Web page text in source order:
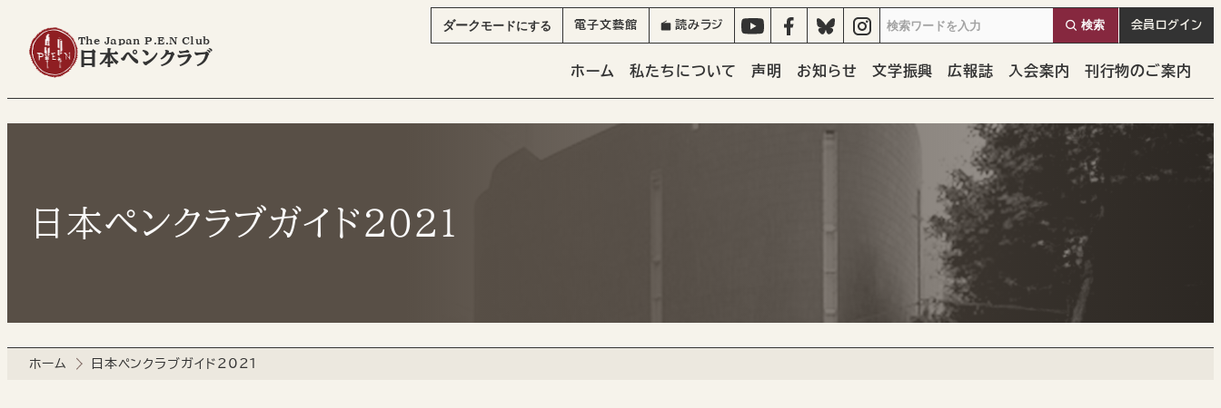
The Japan P.E.N Club
日本ペンクラブ
電子文藝館 読みラジ
ダーク モードにする 会員 ログイン
検索
ホーム 私たちについて 声明 お知らせ 文学振興 広報誌 入会案内 刊行物のご案内
日本ペンクラブガイド2021
ホーム 日本ペンクラブガイド2021